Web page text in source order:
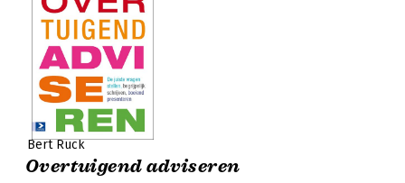
Bert Ruck
Overtuigend adviseren